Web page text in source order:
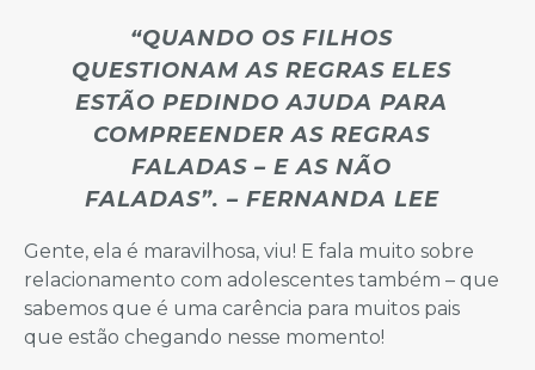
“QUANDO OS FILHOS
QUESTIONAM AS REGRAS ELES
ESTÃO PEDINDO AJUDA PARA
COMPREENDER AS REGRAS
FALADAS – E AS NÃO
FALADAS”. – FERNANDA LEE
Gente, ela é maravilhosa, viu! E fala muito sobre
relacionamento com adolescentes também – que
sabemos que é uma carência para muitos pais
que estão chegando nesse momento!